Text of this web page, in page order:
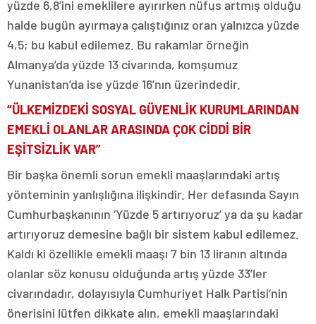
yüzde 6,8’ini emeklilere ayırırken nüfus artmış olduğu
halde bugün ayırmaya çalıştığınız oran yalnızca yüzde
4,5; bu kabul edilemez. Bu rakamlar örneğin
Almanya’da yüzde 13 civarında, komşumuz
Yunanistan’da ise yüzde 16’nın üzerindedir.
“ÜLKEMİZDEKİ SOSYAL GÜVENLİK KURUMLARINDAN
EMEKLİ OLANLAR ARASINDA ÇOK CİDDİ BİR
EŞİTSİZLİK VAR”
Bir başka önemli sorun emekli maaşlarındaki artış
yönteminin yanlışlığına ilişkindir. Her defasında Sayın
Cumhurbaşkanının ‘Yüzde 5 artırıyoruz’ ya da şu kadar
artırıyoruz demesine bağlı bir sistem kabul edilemez.
Kaldı ki özellikle emekli maaşı 7 bin 13 liranın altında
olanlar söz konusu olduğunda artış yüzde 33’ler
civarındadır, dolayısıyla Cumhuriyet Halk Partisi’nin
önerisini lütfen dikkate alın, emekli maaşlarındaki